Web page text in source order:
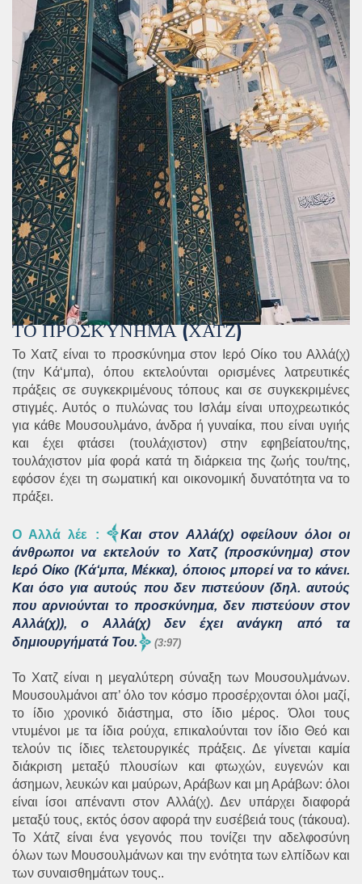
ΤΟ ΠΡΟΣΚΎΝΗΜΑ (ΧΑΤΖ)
Το Χατζ είναι το προσκύνημα στον Ιερό Οίκο του Αλλά(χ)
(την Κά‘μπα), όπου εκτελούνται ορισμένες λατρευτικές
πράξεις σε συγκεκριμένους τόπους και σε συγκεκριμένες
στιγμές. Αυτός ο πυλώνας του Ισλάμ είναι υποχρεωτικός
για κάθε Μουσουλμάνο, άνδρα ή γυναίκα, που είναι υγιής
και έχει φτάσει (τουλάχιστον) στην εφηβείατου/της,
τουλάχιστον μία φορά κατά τη διάρκεια της ζωής του/της,
εφόσον έχει τη σωματική και οικονομική δυνατότητα να το
πράξει.
Ο Αλλά λέε :
Και στον Αλλά(χ) οφείλουν όλοι οι
άνθρωποι να εκτελούν το Χατζ (προσκύνημα) στον
Ιερό Οίκο (Κά‘μπα, Μέκκα), όποιος μπορεί να το κάνει.
Και όσο για αυτούς που δεν πιστεύουν (δηλ. αυτούς
που αρνιούνται το προσκύνημα, δεν πιστεύουν στον
Αλλά(χ)), ο Αλλά(χ) δεν έχει ανάγκη από τα
δημιουργήματά Του.
(3:97)
Το Χατζ είναι η μεγαλύτερη σύναξη των Μουσουλμάνων.
Μουσουλμάνοι απ’ όλο τον κόσμο προσέρχονται όλοι μαζί,
το ίδιο χρονικό διάστημα, στο ίδιο μέρος. Όλοι τους
ντυμένοι με τα ίδια ρούχα, επικαλούνται τον ίδιο Θεό και
τελούν τις ίδιες τελετουργικές πράξεις. Δε γίνεται καμία
διάκριση μεταξύ πλουσίων και φτωχών, ευγενών και
άσημων, λευκών και μαύρων, Αράβων και μη Αράβων: όλοι
είναι ίσοι απέναντι στον Αλλά(χ). Δεν υπάρχει διαφορά
μεταξύ τους, εκτός όσον αφορά την ευσέβειά τους (τάκουα).
Το Χάτζ είναι ένα γεγονός που τονίζει την αδελφοσύνη
όλων των Μουσουλμάνων και την ενότητα των ελπίδων και
των συναισθημάτων τους..